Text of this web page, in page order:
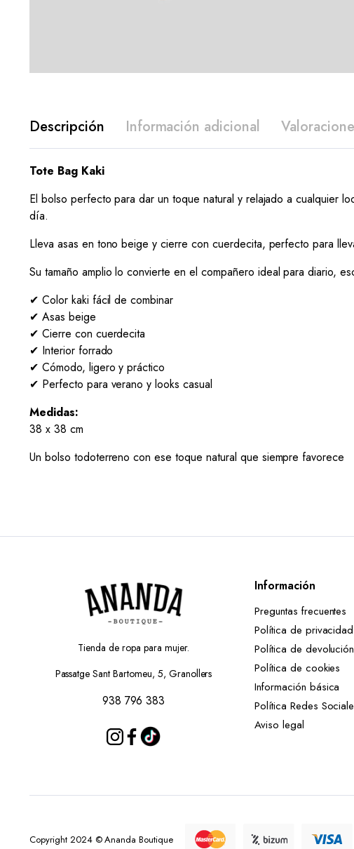
Descripción Información adicional
Tote Bag Kaki
El bolso perfecto para dar un toque natural y relajado a cualquier
día.
Lleva asas en tono beige y cierre con cuerdecita, perfecto para
Su tamaño amplio lo convierte en el compañero ideal para diario,
✔ Color kaki fácil de combinar
✔ Asas beige
✔ Cierre con cuerdecita
✔ Interior forrado
✔ Cómodo, ligero y práctico
✔ Perfecto para verano y looks casual
Medidas:
38 x 38 cm
Un bolso todoterreno con ese toque natural que siempre favorece
Tienda de ropa para mujer.
Passatge Sant Bartomeu, 5, Granollers
938 796 383
Información
Preguntas frecuentes
Política de privacidad
Política de
Política de cookies
Información básica
Política Redes
Aviso legal
Copyright 2024 © Ananda Boutique